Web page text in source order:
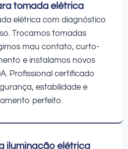
tomada elétrica
elétrica com diagnóstico
Trocamos tomadas
mau contato, curto-
e instalamos novos
Profissional certificado
estabilidade e
perfeito.
iluminação elétrica